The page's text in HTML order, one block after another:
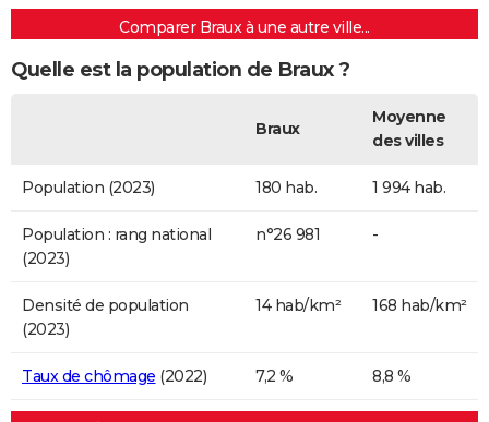
Comparer Braux à une autre ville...
Quelle est la population de Braux ?
Braux
Moyenne
des villes
Population (2023) 180 hab. 1 994 hab.
Population : rang national
(2023)
n°26 981 -
Densité de population
(2023)
14 hab/km² 168 hab/km²
Taux de chômage (2022) 7,2 % 8,8 %